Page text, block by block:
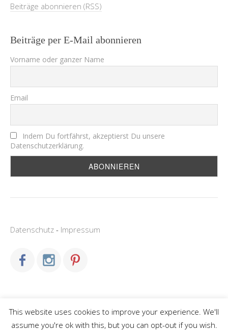
Beiträge abonnieren (RSS)
Beiträge per E-Mail abonnieren
Vorname oder ganzer Name
Email
Indem Du fortfährst, akzeptierst Du unsere
Datenschutzerklärung.
Datenschutz - Impressum
Copyright © 2026 miles and kids.
This website uses cookies to improve your experience. We'll
assume you're ok with this, but you can opt-out if you wish.